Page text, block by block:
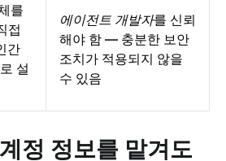
를
접
간
설
에이전트 개발자를 신뢰
해야 함 — 충분한 보안
조치가 적용되지 않을
수 있음
정 정보를 맡겨도